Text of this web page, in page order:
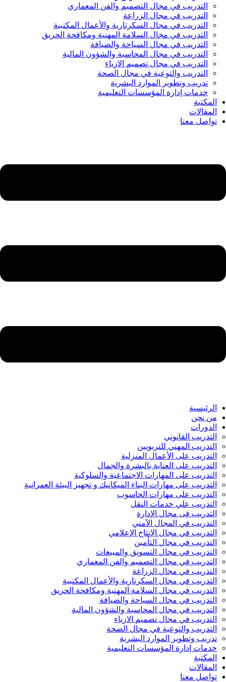
التدريب في مجال التصميم والفن المعماري
التدريب في مجال الزراعة
التدريب في مجال السكرتارية والأعمال المكتبية
التدريب في مجال السلامة المهنية ومكافحة الحريق
التدريب في مجال السياحة والضيافة
التدريب في مجال المحاسبة والشؤون المالية
التدريب في مجال تصميم الازياء
التدريب والتوعية في مجال الصحة
تدريب وتطوير الموارد البشرية
خدمات إدارة المؤسسات التعليمية
المكتبة
المقالات
تواصل معنا
الرئيسية
من نحن
الدورات
التدريب القانوني
التدريب المهني للتربويين
التدريب على الأعمال المنزلية
التدريب على العناية بالبشرة والجمال
التدريب على المهارات الاجتماعية والسلوكية
التدريب على مهارات البناء الميكانيك و تجهيز البيئة العمرانية
التدريب على مهارات الحاسوب
التدريب علي خدمات النقل
التدريب فى مجال الإدارة
التدريب في المجال الآمني
التدريب في مجال الإنتاج الإعلامي
التدريب في مجال التأمين
التدريب في مجال التسويق والمبيعات
التدريب في مجال التصميم والفن المعماري
التدريب في مجال الزراعة
التدريب في مجال السكرتارية والأعمال المكتبية
التدريب في مجال السلامة المهنية ومكافحة الحريق
التدريب في مجال السياحة والضيافة
التدريب في مجال المحاسبة والشؤون المالية
التدريب في مجال تصميم الازياء
التدريب والتوعية في مجال الصحة
تدريب وتطوير الموارد البشرية
خدمات إدارة المؤسسات التعليمية
المكتبة
المقالات
تواصل معنا